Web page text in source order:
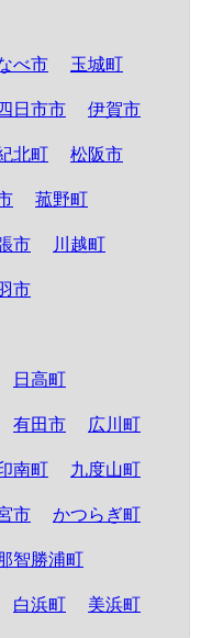
べ市 玉城町
四日市市 伊賀市
北町 松阪市
菰野町
市 川越町
市
日高町
有田市 広川町
南町 九度山町
市 かつらぎ町
智勝浦町
白浜町 美浜町